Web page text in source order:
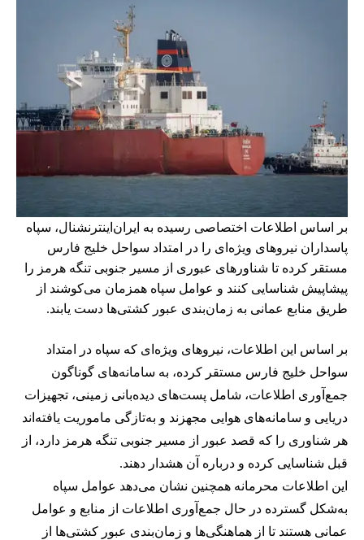
بر اساس اطلاعات اختصاصی رسیده به ایران‌اینترنشنال، سپاه
پاسداران نیروهای ویژه‌ای را در امتداد سواحل خلیج فارس
مستقر کرده تا شناورهای عبوری از مسیر جنوبی تنگه هرمز را
پیشاپیش شناسایی کنند و عوامل سپاه همزمان می‌کوشند از
طریق منابع عمانی به زمان‌بندی عبور کشتی‌ها دست یابند.
بر اساس این اطلاعات، نیروهای ویژه‌ای که سپاه در امتداد
سواحل خلیج فارس مستقر کرده، به سامانه‌های گوناگون
جمع‌آوری اطلاعات، شامل پست‌های دیده‌بانی زمینی، تجهیزات
دریایی و سامانه‌های هوایی مجهزند و به‌تازگی ماموریت یافته‌اند
هر شناوری را که قصد عبور از مسیر جنوبی تنگه هرمز دارد، از
قبل شناسایی کرده و درباره آن هشدار دهند.
این اطلاعات محرمانه همچنین نشان می‌دهد عوامل سپاه
به‌شکل گسترده در حال جمع‌آوری اطلاعات از منابع و عوامل
عمانی هستند تا از هماهنگی‌ها و زمان‌بندی عبور کشتی‌ها از